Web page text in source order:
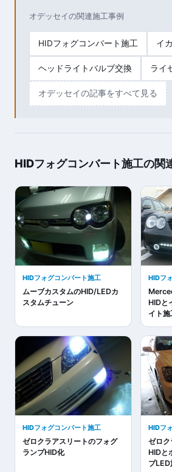
オデッセイの関連施工事例
HIDフォグコンバート施工 イ
ヘッドライトバルブ交換 ライ
オデッセイの記事をすべて見る
HIDフォグコンバート施工の関
HIDフォグコンバート施工
ムーブカスタムのHID/LEDカ
スタムチューン
HIDフ
HIDと
イト施
HIDフォグコンバート施工
ゼロクラアスリートのフォグ
ランプHID化
HIDフ
ゼロク
HIDと
プLED